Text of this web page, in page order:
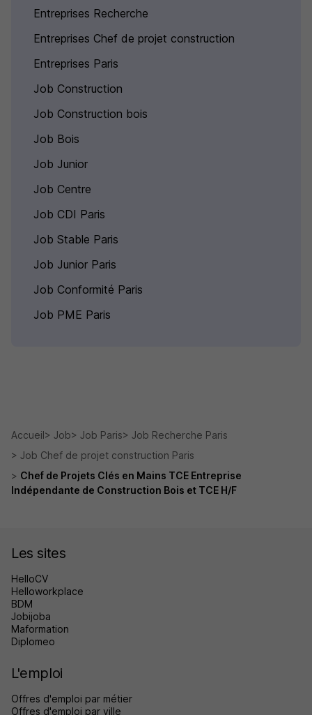
Entreprises Recherche
Entreprises Chef de projet construction
Entreprises Paris
Job Construction
Job Construction bois
Job Bois
Job Junior
Job Centre
Job CDI Paris
Job Stable Paris
Job Junior Paris
Job Conformité Paris
Job PME Paris
Accueil Job Job Paris
Job Recherche Paris
Job Chef de projet construction Paris
Chef de Projets Clés en Mains TCE Entreprise
Indépendante de Construction Bois et TCE H/F
Les sites
HelloCV
Helloworkplace
BDM
Jobijoba
Maformation
Diplomeo
L'emploi
Offres d'emploi par métier
Offres d'emploi par ville